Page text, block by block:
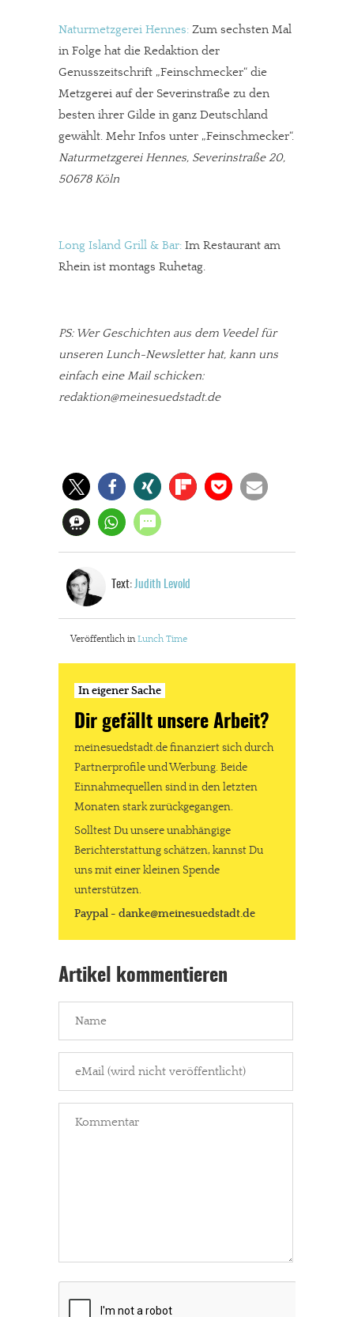
Naturmetzgerei Hennes: Zum sechsten Mal
in Folge hat die Redaktion der
Genusszeitschrift „Feinschmecker“ die
Metzgerei auf der Severinstraße zu den
besten ihrer Gilde in ganz Deutschland
gewählt. Mehr Infos unter „Feinschmecker“.
Naturmetzgerei Hennes, Severinstraße 20,
50678 Köln
Long Island Grill & Bar: Im Restaurant am
Rhein ist montags Ruhetag.
PS: Wer Geschichten aus dem Veedel für
unseren Lunch-Newsletter hat, kann uns
einfach eine Mail schicken:
redaktion@meinesuedstadt.de
Text: Judith Levold
Veröffentlich in Lunch Time
In eigener Sache
Dir gefällt unsere Arbeit?
meinesuedstadt.de finanziert sich durch
Partnerprofile und Werbung. Beide
Einnahmequellen sind in den letzten
Monaten stark zurückgegangen.
Solltest Du unsere unabhängige
Berichterstattung schätzen, kannst Du
uns mit einer kleinen Spende
unterstützen.
Paypal - danke@meinesuedstadt.de
Artikel kommentieren